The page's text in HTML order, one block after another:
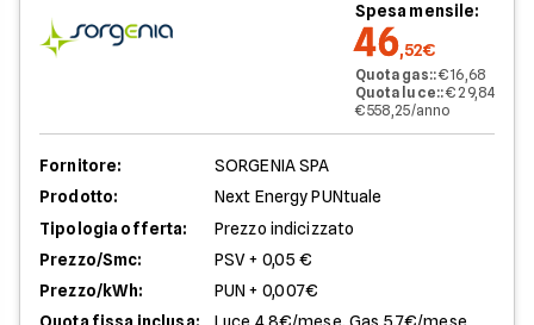
Spesa mensile:
46,52€
Quota gas::€ 16,68
Quota luce::€ 29,84
€ 558,25/anno
Fornitore:
SORGENIA SPA
Prodotto:
Next Energy PUNtuale
Tipologia offerta:
Prezzo indicizzato
Prezzo/Smc:
PSV + 0,05 €
Prezzo/kWh:
PUN + 0,007€